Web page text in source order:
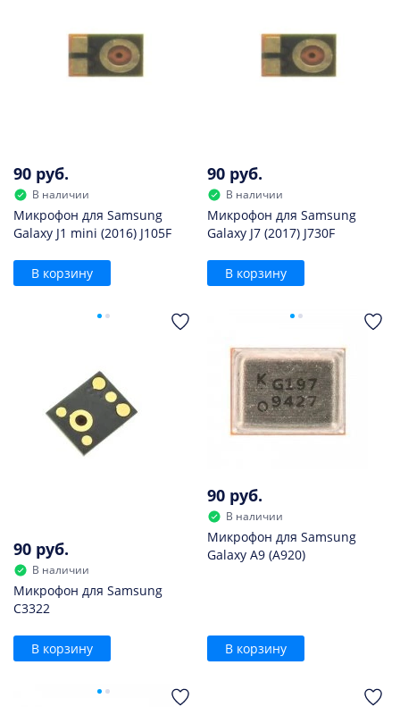
90 руб.
В наличии
Микрофон для Samsung
Galaxy J1 mini (2016) J105F
В корзину
90 руб.
В наличии
Микрофон для Samsung
Galaxy J7 (2017) J730F
В корзину
90 руб.
В наличии
Микрофон для Samsung
C3322
В корзину
90 руб.
В наличии
Микрофон для Samsung
Galaxy A9 (A920)
В корзину